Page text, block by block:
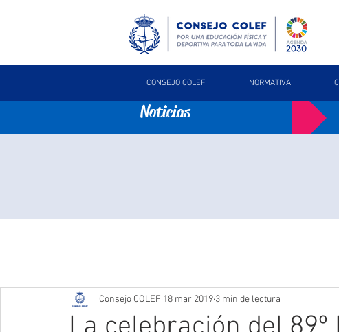
CONSEJO COLEF NORMATIVA
Noticias
Consejo COLEF 18 mar 2019 3 min de lectura